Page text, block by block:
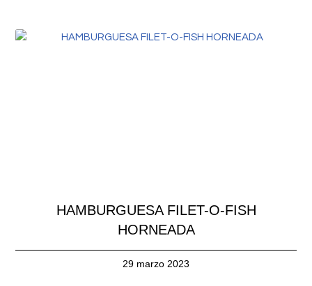
HAMBURGUESA FILET-O-FISH
HORNEADA
29 marzo 2023